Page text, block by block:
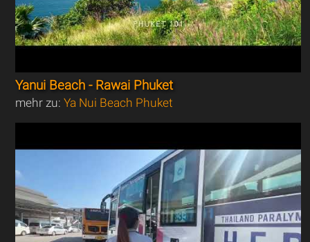
Yanui Beach - Rawai Phuket
mehr zu:Ya Nui Beach Phuket